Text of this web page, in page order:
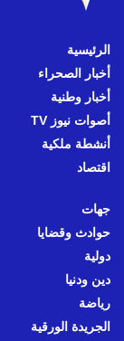
الرئيسية
أخبار الصحراء
أخبار وطنية
أصوات نيوز TV
أنشطة ملكية
اقتصاد
جهات
حوادث وقضايا
دولية
دين ودنيا
رياضة
الجريدة الورقية